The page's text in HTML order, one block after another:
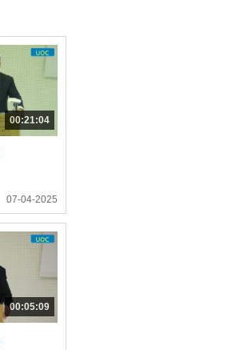
00:21:04
07-04-2025
00:05:09